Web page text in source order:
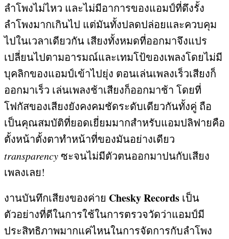
ลำโพงไม่ไหว และไม่มีอาการของแอมป์ที่ดึงรั้ง
ลำโพงมากเกินไป แต่มันทั้งปลดปล่อยและควบคุม
ไปในเวลาเดียวกัน เสียงทั้งหมดที่ออกมาจึงแปร
เปลี่ยนไปตามอารมณ์และเทมโป้ของเพลงโดยไม่มี
บุคลิกของแอมป์เข้าไปยุ่ง ตอนเล่นเพลงเร็วเสียงก็
ออกมาเร็ว เล่นเพลงช้าเสียงก็ออกมาช้า โดยที่
โฟกัสของเสียงยังคงคมชัดระดับเดียวกันทั้งคู่ ถือ
เป็นคุณสมบัติที่ยอดเยี่ยมมากสำหรับแอมปลิฟายคือ
ตั้งหน้าตั้งตาทำหน้าที่ของมันอย่างเดียว
transparencyซะจนไม่มีตัวตนออกมาปนกับเสียง
เพลงเลย!
งานบันทึกเสียงของค่าย Chesky Records เป็น
ตัวอย่างที่ดีในการใช้ในการตรวจวัดว่าแอมป์มี
ประสิทธิภาพมากแค่ไหนในการจัดการกับลำโพง